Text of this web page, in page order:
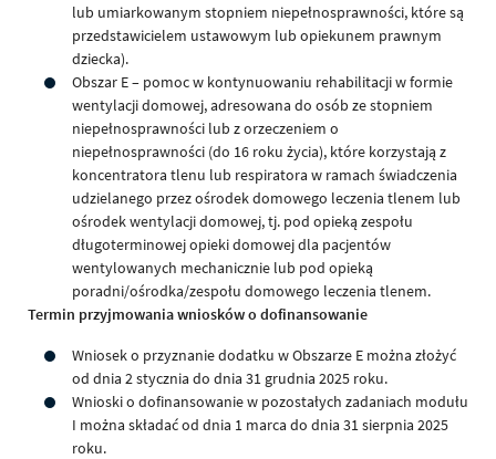
lub umiarkowanym stopniem niepełnosprawności, które są
przedstawicielem ustawowym lub opiekunem prawnym
dziecka).
Obszar E – pomoc w kontynuowaniu rehabilitacji w formie
wentylacji domowej, adresowana do osób ze stopniem
niepełnosprawności lub z orzeczeniem o
niepełnosprawności (do 16 roku życia), które korzystają z
koncentratora tlenu lub respiratora w ramach świadczenia
udzielanego przez ośrodek domowego leczenia tlenem lub
ośrodek wentylacji domowej, tj. pod opieką zespołu
długoterminowej opieki domowej dla pacjentów
wentylowanych mechanicznie lub pod opieką
poradni/ośrodka/zespołu domowego leczenia tlenem.
Termin przyjmowania wniosków o dofinansowanie
Wniosek o przyznanie dodatku w Obszarze E można złożyć
od dnia 2 stycznia do dnia 31 grudnia 2025 roku.
Wnioski o dofinansowanie w pozostałych zadaniach modułu
I można składać od dnia 1 marca do dnia 31 sierpnia 2025
roku.